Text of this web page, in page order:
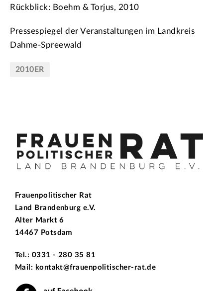
Rückblick: Boehm & Torjus, 2010
Pressespiegel der Veranstaltungen im Landkreis
Dahme-Spreewald
2010ER
Frauenpolitischer Rat
Land Brandenburg e.V.
Alter Markt 6
14467 Potsdam
Tel.: 0331 - 280 35 81
Mail: kontakt@frauenpolitischer-rat.de